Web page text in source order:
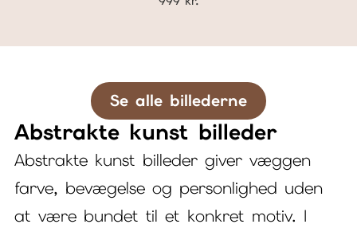
Se alle billederne
Abstrakte kunst billeder
Abstrakte kunst billeder giver væggen
farve, bevægelse og personlighed uden
at være bundet til et konkret motiv. I